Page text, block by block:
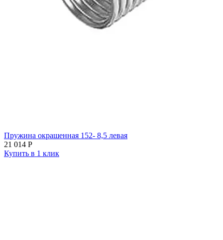
Пружина окрашенная 152- 8,5 левая
21 014 Р
Купить в 1 клик